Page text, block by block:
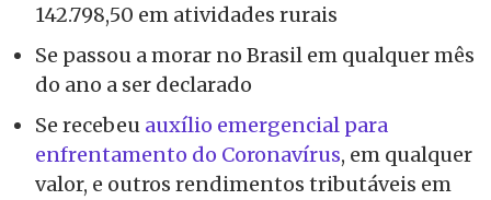
142.798,50 em atividades rurais
Se passou a morar no Brasil em qualquer mês
do ano a ser declarado
Se recebeu auxílio emergencial para
enfrentamento do Coronavírus, em qualquer
valor, e outros rendimentos tributáveis em